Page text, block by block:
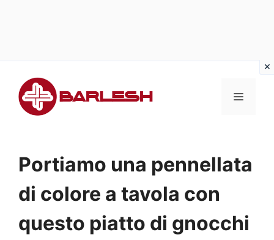
contenuto
MENU
Portiamo una pennellata
di colore a tavola con
questo piatto di gnocchi